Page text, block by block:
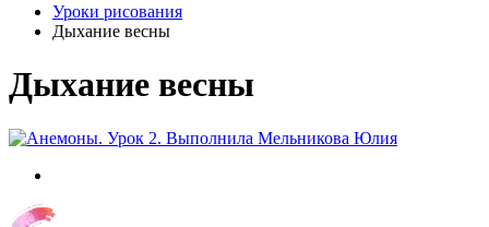
Уроки рисования
Дыхание весны
Дыхание весны